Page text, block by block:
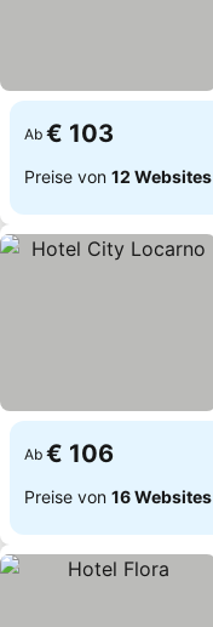
Ab € 103
Preise von 12 Websites
Ab € 106
Preise von 16 Websites